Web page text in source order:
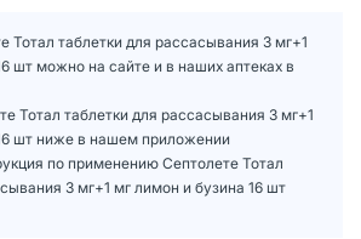
Тотал таблетки для рассасывания 3 мг+1
шт можно на сайте и в наших аптеках в
Тотал таблетки для рассасывания 3 мг+1
шт ниже в нашем приложении
по применению Септолете Тотал
3 мг+1 мг лимон и бузина 16 шт